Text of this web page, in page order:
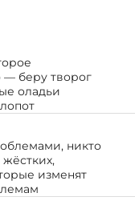
— беру творог
оладьи
никто
жёстких,
изменят